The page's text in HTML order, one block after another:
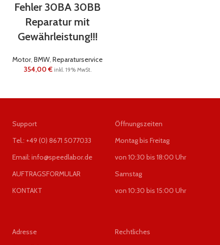
Fehler 30BA 30BB
Reparatur mit
Gewährleistung!!!
Motor, BMW, Reparaturservice
354,00€ inkl. 19% MwSt.
Support
Tel.: +49 (0) 8671 5077033
Email: info@speedlabor.de
AUFTRAGSFORMULAR
KONTAKT
Öffnungszeiten
Montag bis Freitag
von 10:30 bis 18:00 Uhr
Samstag
von 10:30 bis 15:00 Uhr
Adresse
Rechtliches